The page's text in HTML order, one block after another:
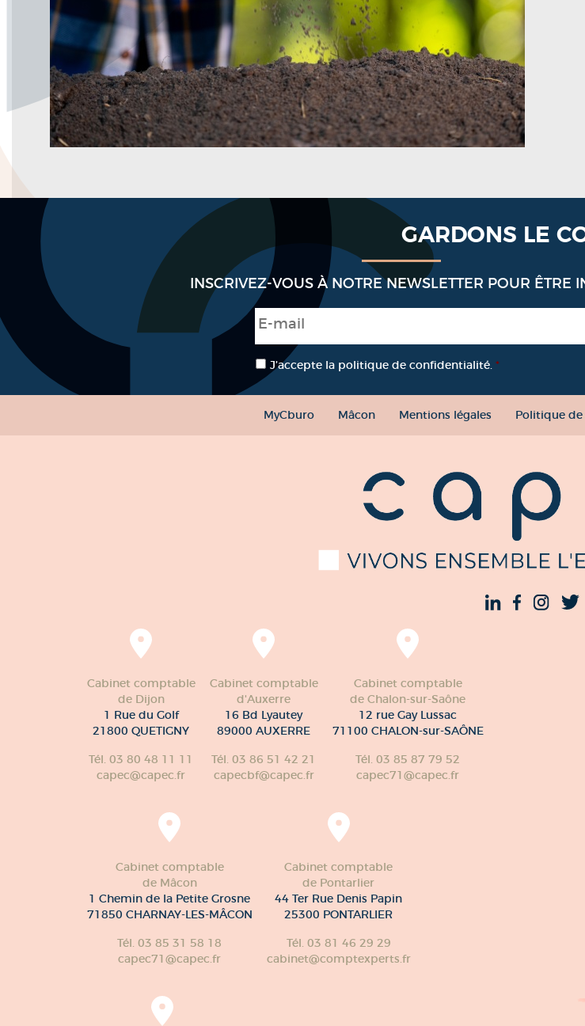
GARDONS LE
INSCRIVEZ-VOUS À NOTRE NEWSLETTER POUR ÊTRE
E-mail
RGPD *
J’accepte la politique de confidentialité. *
MyCburo Mâcon Mentions légales Politique
Cabinet comptable
de Dijon
1 Rue du Golf
21800 QUETIGNY
Tél. 03 80 48 11 11
capec@capec.fr
Cabinet comptable
d'Auxerre
16 Bd Lyautey
89000 AUXERRE
Tél. 03 86 51 42 21
capecbf@capec.fr
Cabinet comptable
de Chalon-sur-Saône
12 rue Gay Lussac
71100 CHALON-sur-SAÔNE
Tél. 03 85 87 79 52
capec71@capec.fr
Cabinet comptable
de Mâcon
1 Chemin de la Petite Grosne
71850 CHARNAY-LES-MÂCON
Tél. 03 85 31 58 18
capec71@capec.fr
Cabinet comptable
de Pontarlier
44 Ter Rue Denis Papin
25300 PONTARLIER
Tél. 03 81 46 29 29
cabinet@comptexperts.fr